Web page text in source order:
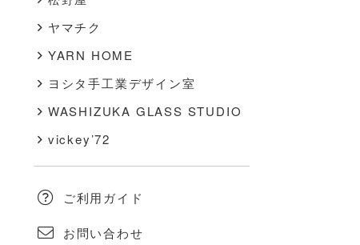
ヤマチク
YARN HOME
ヨシタ手工業デザイン室
WASHIZUKA GLASS STUDIO
vickey’72
ご利用ガイド
お問い合わせ